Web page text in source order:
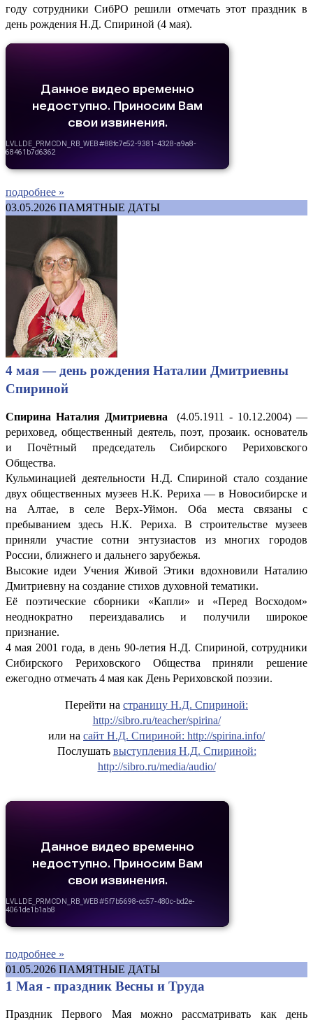
году сотрудники СибРО решили отмечать этот праздник в
день рождения Н.Д. Спириной (4 мая).
подробнее »
03.05.2026 ПАМЯТНЫЕ ДАТЫ
4 мая — день рождения Наталии Дмитриевны
Спириной
Спирина Наталия Дмитриевна (4.05.1911 - 10.12.2004) —
рериховед, общественный деятель, поэт, прозаик. основатель
и Почётный председатель Сибирского Рериховского
Общества.
Кульминацией деятельности Н.Д. Спириной стало создание
двух общественных музеев Н.К. Рериха — в Новосибирске и
на Алтае, в селе Верх-Уймон. Оба места связаны с
пребыванием здесь Н.К. Рериха. В строительстве музеев
приняли участие сотни энтузиастов из многих городов
России, ближнего и дальнего зарубежья.
Высокие идеи Учения Живой Этики вдохновили Наталию
Дмитриевну на создание стихов духовной тематики.
Её поэтические сборники «Капли» и «Перед Восходом»
неоднократно переиздавались и получили широкое
признание.
4 мая 2001 года, в день 90-летия Н.Д. Спириной, сотрудники
Сибирского Рериховского Общества приняли решение
ежегодно отмечать 4 мая как День Рериховской поэзии.
Перейти на страницу Н.Д. Спириной:
http://sibro.ru/teacher/spirina/
или на сайт Н.Д. Спириной: http://spirina.info/
Послушать выступления Н.Д. Спириной:
http://sibro.ru/media/audio/
подробнее »
01.05.2026 ПАМЯТНЫЕ ДАТЫ
1 Мая - праздник Весны и Труда
Праздник Первого Мая можно рассматривать как день